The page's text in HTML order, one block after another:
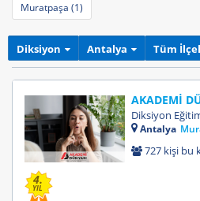
Muratpaşa (1)
Diksiyon Antalya Tüm
4.
YIL
AKADEMİ
Diksiyon
Antalya
727 kişi bu